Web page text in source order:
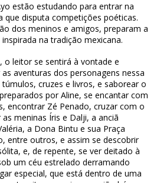
estão estudando para entrar na
que disputa competições poéticas.
dos meninos e amigos, preparam a
na tradição mexicana.
o leitor se sentirá à vontade e
aventuras dos personagens nessa
cruzes e livros, e saborear o
por Aline, se encantar com
encontrar Zé Penado, cruzar com o
meninas Íris e Dalji, a anciã
a Dona Bintu e sua Praça
entre outros, e assim se descobrir
e, de repente, se ver deitado à
um céu estrelado derramando
especial, que está dentro de uma